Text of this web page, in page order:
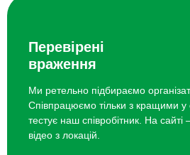
Перевірені
враження
Ми ретельно підбираємо
Співпрацюємо тільки з кращими у
тестує наш співробітник. На
відео з локацій.